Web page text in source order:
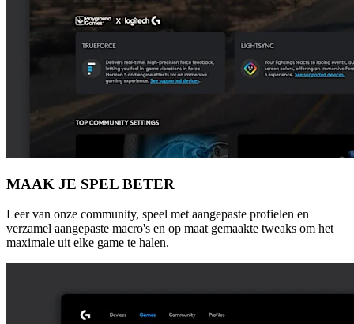
MAAK JE SPEL BETER
Leer van onze community, speel met aangepaste profielen en
verzamel aangepaste macro's en op maat gemaakte tweaks om het
maximale uit elke game te halen.